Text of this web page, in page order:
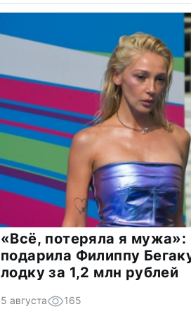
«Всё, потеряла я мужа»:
подарила Филиппу
лодку за 1,2 млн рублей
5 августа 165